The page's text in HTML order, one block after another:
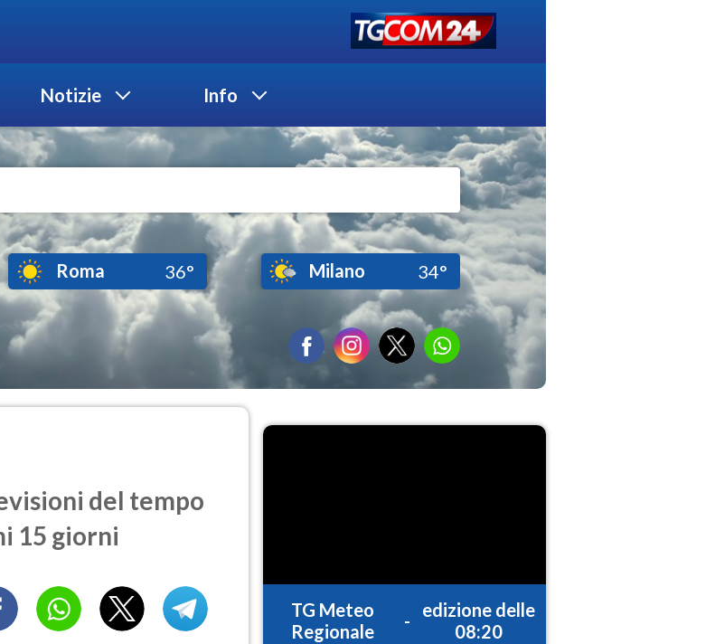
Notizie Info
Roma 36° Milano 34°
del tempo
15 giorni
TG Meteo
Regionale
-
edizione delle
08:20